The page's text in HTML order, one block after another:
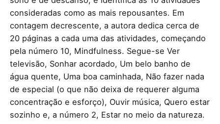
consideradas como as mais repousantes. Em
contagem decrescente, a autora dedica cerca de
20 páginas a cada uma das atividades, começando
pela número 10, Mindfulness. Segue-se Ver
televisão, Sonhar acordado, Um belo banho de
água quente, Uma boa caminhada, Não fazer nada
de especial (o que não deixa de requerer alguma
concentração e esforço), Ouvir música, Quero estar
sozinho e, a número 2, Estar no meio da natureza.